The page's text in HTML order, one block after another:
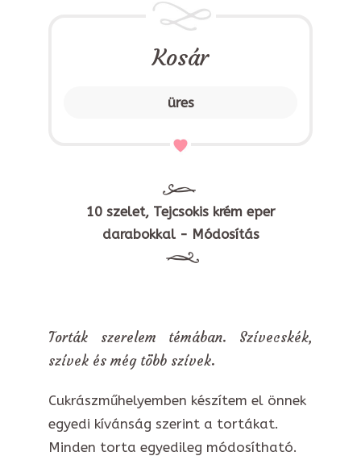
Kosár
üres
10 szelet, Tejcsokis krém eper
darabokkal - Módosítás
Torták szerelem témában. Szívecskék,
szívek és még több szívek.
Cukrászműhelyemben készítem el önnek
egyedi kívánság szerint a tortákat.
Minden torta egyedileg módosítható.